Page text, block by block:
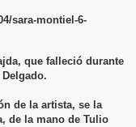
que falleció durante
de la artista, se la
de la mano de Tulio